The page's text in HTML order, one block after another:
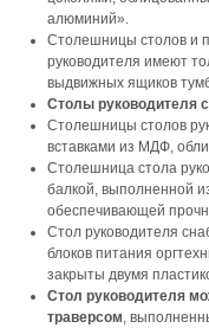
алюминий».
Столешницы столов и
руководителя имеют
выдвижных ящиков
Столы руководителя
Столешницы столов
вставками из МДФ,
Столешница стола
балкой, выполненной
обеспечивающей
Стол руководителя
блоков питания
закрыты двумя
Стол руководителя
траверсом,